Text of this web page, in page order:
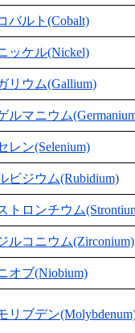
バルト(Cobalt)
ッケル(Nickel)
リウム(Gallium)
ルマニウム
レン(Selenium)
ビジウム(Rubidium)
トロンチウム
ルコニウム(Zirconium)
オブ(Niobium)
リブデン